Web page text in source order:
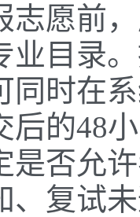
志愿前
业目录
同时在
后的48
是否允
、复试